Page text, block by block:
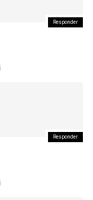
Responder
Responder